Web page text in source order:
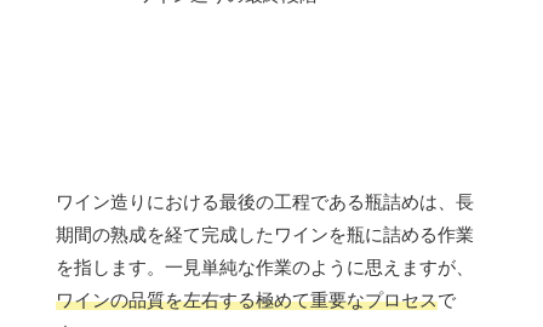
ワイン造りにおける最後の工程である瓶詰めは、長
期間の熟成を経て完成したワインを瓶に詰める作業
を指します。一見単純な作業のように思えますが、
ワインの品質を左右する極めて重要なプロセスで